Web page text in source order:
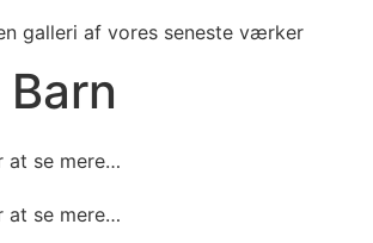
galleri af vores seneste værker
at se mere…
at se mere…